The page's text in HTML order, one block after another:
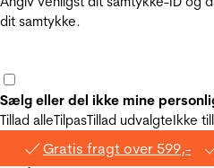
dit samtykke.
Sælg eller del ikke mine
Tillad alleTilpasTillad udvalgteIkke
Gratis fragt over 599,-